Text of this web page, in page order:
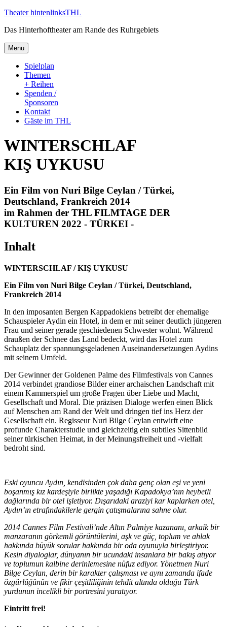
Skip
content
Theater hintenlinksTHL
Das Hinterhoftheater am Rande des Ruhrgebiets
Menu
Spielplan
Themen
+ Reihen
Spenden /
Sponsoren
Kontakt
Gäste im THL
WINTERSCHLAF
KIŞ UYKUSU
Ein Film von Nuri Bilge Ceylan / Türkei,
Deutschland, Frankreich 2014
im Rahmen der THL FILMTAGE DER
KULTUREN 2022 - TÜRKEI -
Inhalt
WINTERSCHLAF / KIŞ UYKUSU
Ein Film von Nuri Bilge Ceylan / Türkei, Deutschland,
Frankreich 2014
In den imposanten Bergen Kappadokiens betreibt der ehemalige
Schauspieler Aydin ein Hotel, in dem er mit seiner deutlich jüngeren
Frau und seiner gerade geschiedenen Schwester wohnt. Während
draußen der Schnee das Land bedeckt, wird das Hotel zum
Schauplatz der spannungsgeladenen Auseinandersetzungen Aydins
mit seinem Umfeld.
Der Gewinner der Goldenen Palme des Filmfestivals von Cannes
2014 verbindet grandiose Bilder einer archaischen Landschaft mit
einem Kammerspiel um große Fragen über Liebe und Macht,
Gesellschaft und Moral. Die präzisen Dialoge werfen einen Blick
auf Menschen am Rand der Welt und dringen tief ins Herz der
Gesellschaft ein. Regisseur Nuri Bilge Ceylan entwirft eine
profunde Charakterstudie und gleichzeitig ein subtiles Sittenbild
seiner türkischen Heimat, in der Meinungsfreiheit und -vielfalt
bedroht sind.
Eski oyuncu Aydın, kendisinden çok daha genç olan eşi ve yeni
boşanmış kız kardeşiyle birlikte yaşadığı Kapadokya’nın heybetli
dağlarında bir otel işletiyor. Dışarıdaki araziyi kar kaplarken otel,
Aydın’ın etrafındakilerle gergin çatışmalarına sahne olur.
2014 Cannes Film Festivali’nde Altın Palmiye kazananı, arkaik bir
manzaranın görkemli görüntülerini, aşk ve güç, toplum ve ahlak
hakkında büyük sorular hakkında bir oda oyunuyla birleştiriyor.
Kesin diyaloglar, dünyanın bir ucundaki insanlara bir bakış atıyor
ve toplumun kalbine derinlemesine nüfuz ediyor. Yönetmen Nuri
Bilge Ceylan, derin bir karakter çalışması ve aynı zamanda ifade
özgürlüğünün ve fikir çeşitliliğinin tehdit altında olduğu Türk
yurdunun incelikli bir portresini yaratıyor.
Eintritt frei!